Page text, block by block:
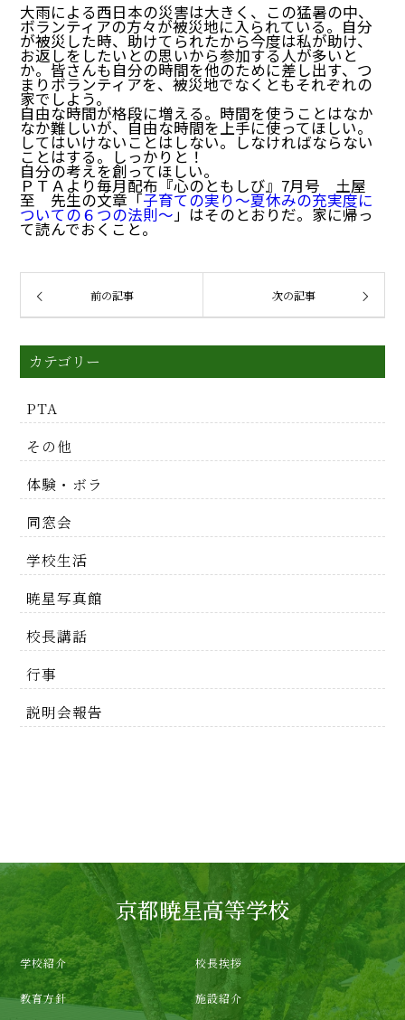
大雨による西日本の災害は大きく、この猛暑の中、
ボランティアの方々が被災地に入られている。自分
が被災した時、助けてられたから今度は私が助け、
お返しをしたいとの思いから参加する人が多いと
か。皆さんも自分の時間を他のために差し出す、つ
まりボランティアを、被災地でなくともそれぞれの
家でしよう。
自由な時間が格段に増える。時間を使うことはなか
なか難しいが、自由な時間を上手に使ってほしい。
してはいけないことはしない。しなければならない
ことはする。しっかりと！
自分の考えを創ってほしい。
ＰＴＡより毎月配布『心のともしび』7月号 土屋
至 先生の文章「子育ての実り～夏休みの充実度に
ついての６つの法則～」はそのとおりだ。家に帰っ
て読んでおくこと。
前の記事 次の記事
カテゴリー
PTA
その他
体験・ボラ
同窓会
学校生活
暁星写真館
校長講話
行事
説明会報告
京都暁星高等学校
学校紹介 校長挨拶
教育方針 施設紹介